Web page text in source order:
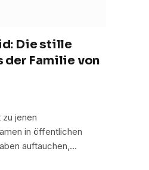
Die stille
der Familie von
jenen
in öffentlichen
auftauchen,…